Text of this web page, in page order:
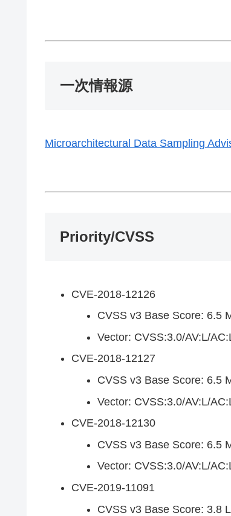
一次情報源
Microarchitectural Data Sampling
Priority/CVSS
CVE-2018-12126
CVSS v3 Base Score: 6.5
Vector: CVSS:3.0/AV:L/
CVE-2018-12127
CVSS v3 Base Score: 6.5
Vector: CVSS:3.0/AV:L/
CVE-2018-12130
CVSS v3 Base Score: 6.5
Vector: CVSS:3.0/AV:L/
CVE-2019-11091
CVSS v3 Base Score: 3.8